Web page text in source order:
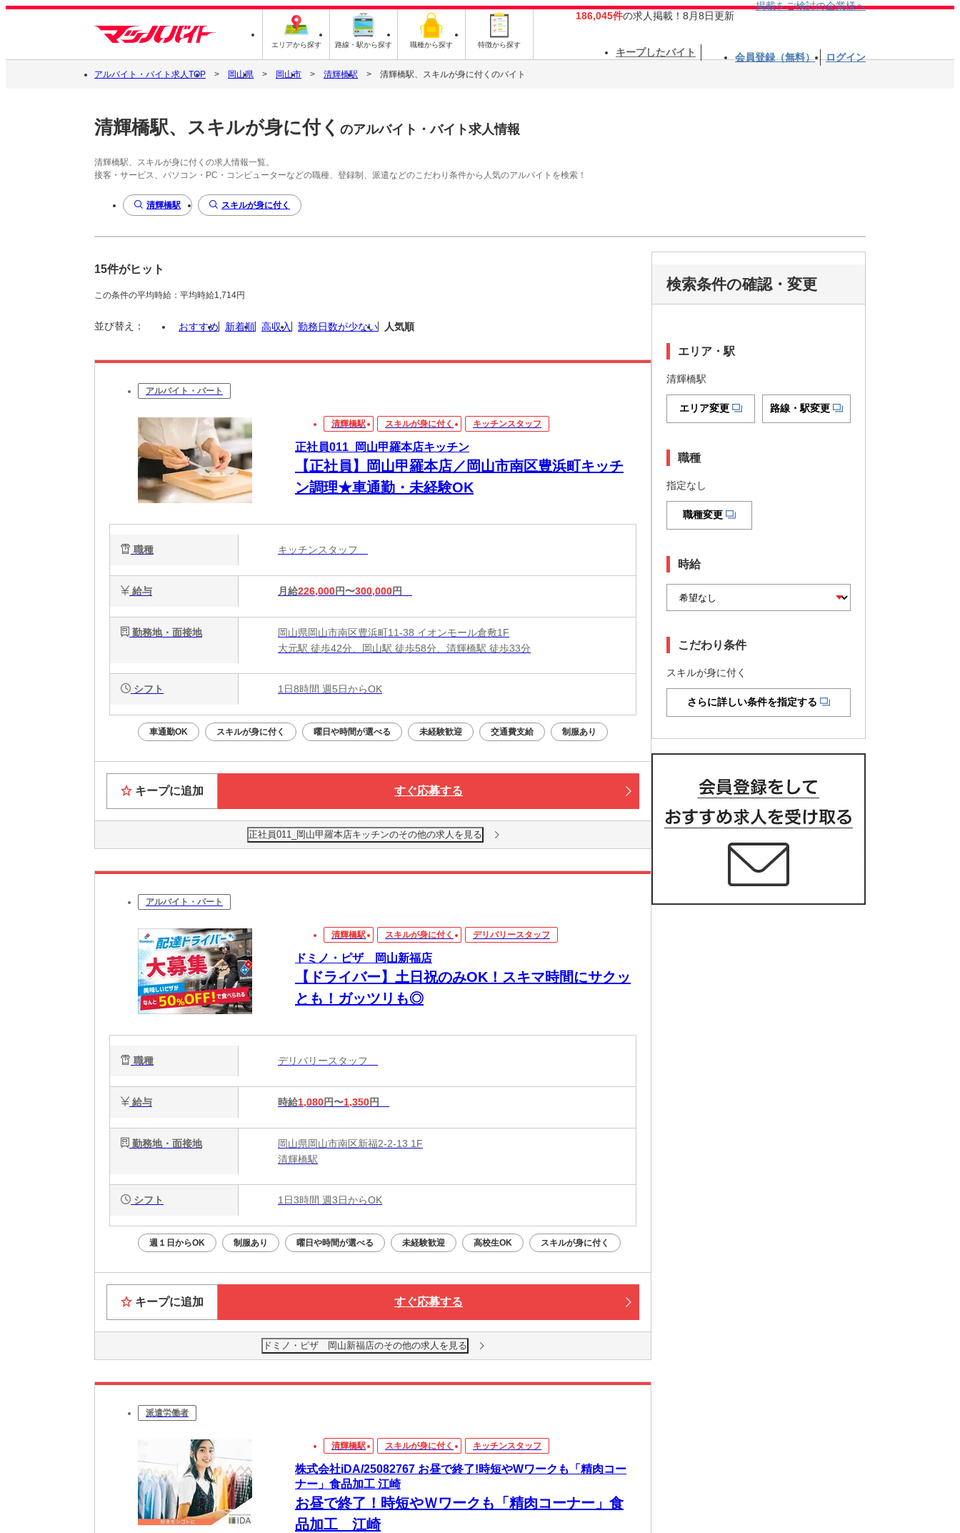
エリアから探す 路線・駅から探す 職種から探す 特徴から探す
186,045件の求人掲載！8月8日更新
掲載をご検討の企業様へ
キープしたバイト 会員登録（無料） ログイン
アルバイト・バイト求人TOP 岡山県 岡山市 清輝橋駅 清輝橋駅、スキルが身に付くのバイト
清輝橋駅、スキルが身に付く のアルバイト・バイト求人情報
清輝橋駅、スキルが身に付くの求人情報一覧。
接客・サービス、パソコン・PC・コンピューターなどの職種、登録制、派遣などのこだわり条件から人気のアルバイトを検索！
清輝橋駅 スキルが身に付く
15件がヒット
この条件の平均時給：平均時給1,714円
並び替え： おすすめ 新着順 高収入 勤務日数が少ない 人気順
アルバイト・パート
清輝橋駅 スキルが身に付く キッチンスタッフ
正社員011_岡山甲羅本店キッチン
【正社員】岡山甲羅本店／岡山市南区豊浜町キッチ
ン調理★車通勤・未経験OK
職種 キッチンスタッフ
給与 月給226,000円〜300,000円
勤務地・面接地
岡山県岡山市南区豊浜町11-38 イオンモール倉敷1F
大元駅 徒歩42分、岡山駅 徒歩58分、清輝橋駅 徒歩33分
シフト 1日8時間 週5日からOK
車通勤OK スキルが身に付く 曜日や時間が選べる 未経験歓迎 交通費支給 制服あり
キープに追加 すぐ応募する
正社員011_岡山甲羅本店キッチンのその他の求人を見る
アルバイト・パート
清輝橋駅 スキルが身に付く デリバリースタッフ
ドミノ・ピザ 岡山新福店
【ドライバー】土日祝のみOK！スキマ時間にサクッ
とも！ガッツリも◎
職種 デリバリースタッフ
給与 時給1,080円〜1,350円
勤務地・面接地
岡山県岡山市南区新福2-2-13 1F
清輝橋駅
シフト 1日3時間 週3日からOK
週１日からOK 制服あり 曜日や時間が選べる 未経験歓迎 高校生OK スキルが身に付く
キープに追加 すぐ応募する
ドミノ・ピザ 岡山新福店のその他の求人を見る
派遣労働者
清輝橋駅 スキルが身に付く キッチンスタッフ
株式会社iDA/25082767 お昼で終了!時短やWワークも「精肉コー
ナー」食品加工 江崎
お昼で終了！時短やＷワークも「精肉コーナー」食
品加工 江崎
検索条件の確認・変更
エリア・駅
清輝橋駅
エリア変更 路線・駅変更
職種
指定なし
職種変更
時給
こだわり条件
スキルが身に付く
さらに詳しい条件を指定する